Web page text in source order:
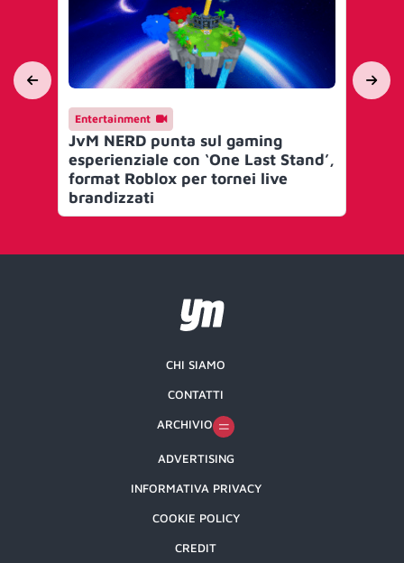
Entertainment
JvM NERD punta sul gaming
esperienziale con ‘One Last Stand’,
format Roblox per tornei live
brandizzati
CHI SIAMO
CONTATTI
ARCHIVIO
ADVERTISING
INFORMATIVA PRIVACY
COOKIE POLICY
CREDIT